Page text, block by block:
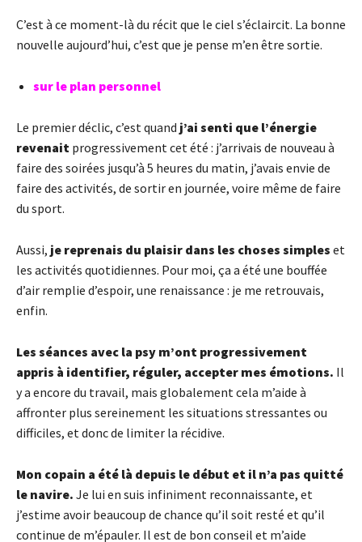
C’est à ce moment-là du récit que le ciel s’éclaircit. La bonne
nouvelle aujourd’hui, c’est que je pense m’en être sortie.
sur le plan personnel
Le premier déclic, c’est quand j’ai senti que l’énergie
revenait progressivement cet été : j’arrivais de nouveau à
faire des soirées jusqu’à 5 heures du matin, j’avais envie de
faire des activités, de sortir en journée, voire même de faire
du sport.
Aussi, je reprenais du plaisir dans les choses simples et
les activités quotidiennes. Pour moi, ça a été une bouffée
d’air remplie d’espoir, une renaissance : je me retrouvais,
enfin.
Les séances avec la psy m’ont progressivement
appris à identifier, réguler, accepter mes émotions. Il
y a encore du travail, mais globalement cela m’aide à
affronter plus sereinement les situations stressantes ou
difficiles, et donc de limiter la récidive.
Mon copain a été là depuis le début et il n’a pas quitté
le navire. Je lui en suis infiniment reconnaissante, et
j’estime avoir beaucoup de chance qu’il soit resté et qu’il
continue de m’épauler. Il est de bon conseil et m’aide